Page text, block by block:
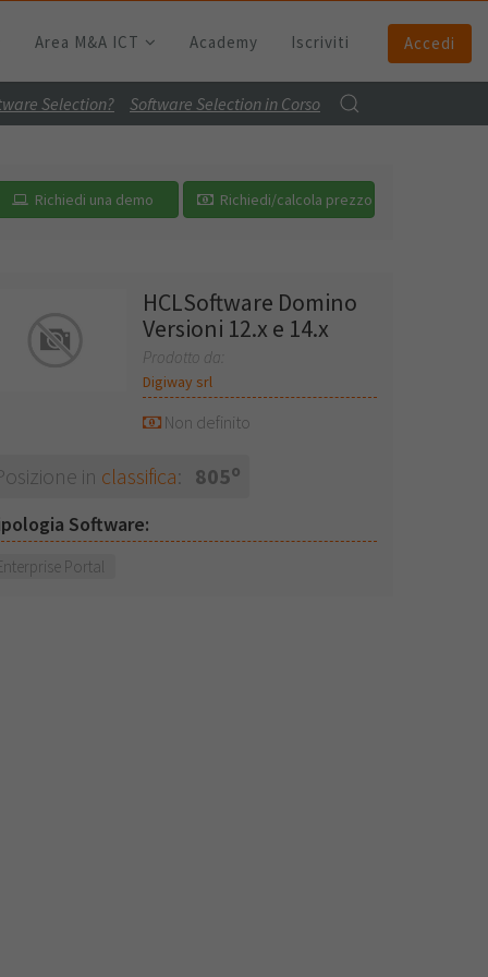
Area M&A ICT Academy Iscriviti Accedi
Selection? Software Selection in Corso
Richiedi una demo Richiedi/calcola prezzo
HCLSoftware Domino
Versioni 12.x e 14.x
Prodotto da:
Digiway srl
Non definito
in classifica: 805o
Software:
Portal